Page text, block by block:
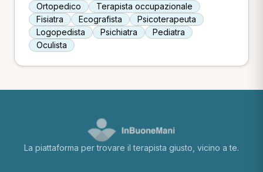
Ortopedico
Terapista occupazionale
Fisiatra
Ecografista
Psicoterapeuta
Logopedista
Psichiatra
Pediatra
Oculista
La piattaforma per trovare il terapista giusto, vicino a te.